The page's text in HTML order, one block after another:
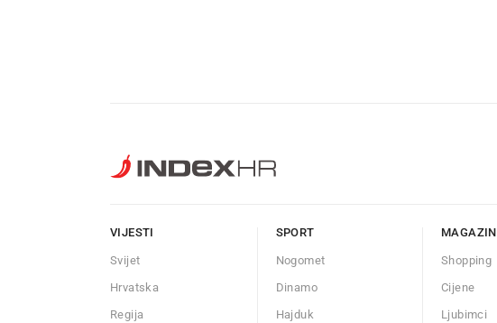
VIJESTI
Svijet
Hrvatska
Regija
SPORT
Nogomet
Dinamo
Hajduk
MAGAZIN
Shopping
Cijene
Ljubimci